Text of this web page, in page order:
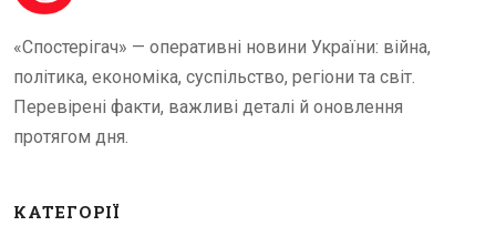
«Спостерігач» — оперативні новини України: війна,
політика, економіка, суспільство, регіони та світ.
Перевірені факти, важливі деталі й оновлення
протягом дня.
КАТЕГОРІЇ